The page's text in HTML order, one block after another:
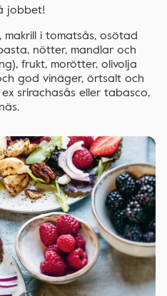
jobbet!
i tomatsås, osötad
nötter, mandlar och
frukt, morötter, olivolja
god vinäger, örtsalt och
srirachasås eller tabasco,